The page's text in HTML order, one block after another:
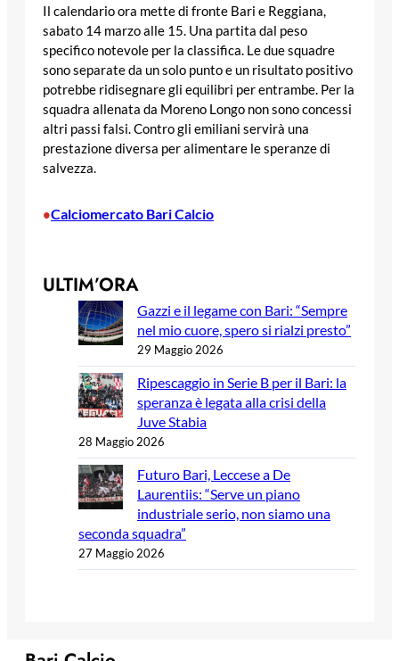
Il calendario ora mette di fronte Bari e Reggiana,
sabato 14 marzo alle 15. Una partita dal peso
specifico notevole per la classifica. Le due squadre
sono separate da un solo punto e un risultato positivo
potrebbe ridisegnare gli equilibri per entrambe. Per la
squadra allenata da Moreno Longo non sono concessi
altri passi falsi. Contro gli emiliani servirà una
prestazione diversa per alimentare le speranze di
salvezza.
•Calciomercato Bari Calcio
ULTIM’ORA
Gazzi e il legame con Bari: “Sempre
nel mio cuore, spero si rialzi presto”
29 Maggio 2026
Ripescaggio in Serie B per il Bari: la
speranza è legata alla crisi della
Juve Stabia
28 Maggio 2026
Futuro Bari, Leccese a De
Laurentiis: “Serve un piano
industriale serio, non siamo una
seconda squadra”
27 Maggio 2026